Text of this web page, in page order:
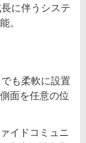
に伴うシステ
。
も柔軟に設置
面を任意の位
イドコミュニ